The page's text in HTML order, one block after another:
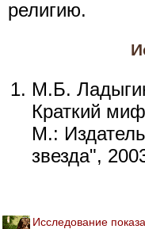
религию.
М.Б.
Краткий
М.:
звезда",
Исследование